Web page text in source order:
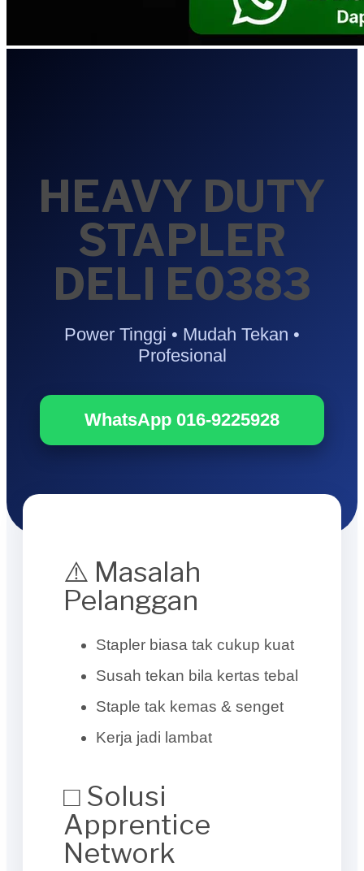
HEAVY DUTY
STAPLER
DELI E0383
Power Tinggi • Mudah Tekan •
Profesional
WhatsApp 016-9225928
⚠️ Masalah
Pelanggan
Stapler biasa tak cukup kuat
Susah tekan bila kertas tebal
Staple tak kemas & senget
Kerja jadi lambat
□ Solusi
Apprentice
Network